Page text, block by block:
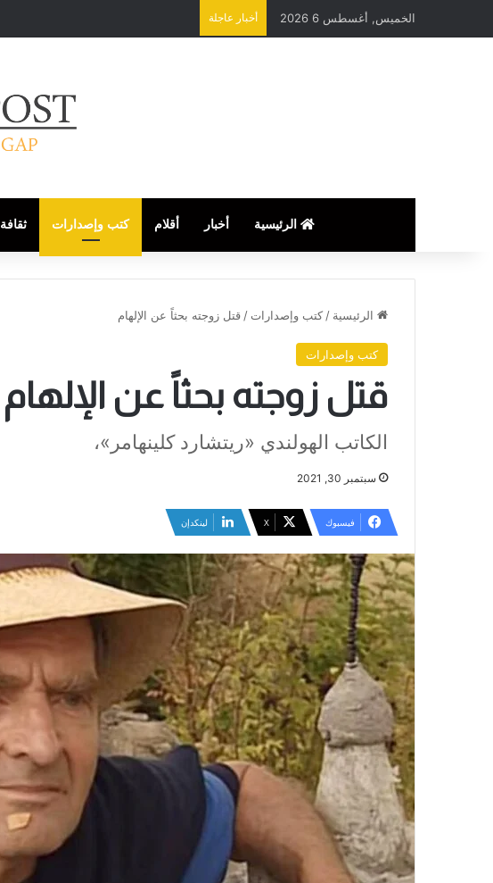
الخميس, أغسطس 6 2026 أخبار عاجلة
الرئيسية أخبار أقلام كتب وإصدارات ثقافة
الرئيسية / كتب وإصدارات / قتل زوجته بحثاً عن الإلهام
كتب وإصدارات
قتل زوجته بحثاً عن الإلهام
الكاتب الهولندي «ريتشارد كلينهامر»،
سبتمبر 30, 2021
فيسبوك ‫X لينكدإن